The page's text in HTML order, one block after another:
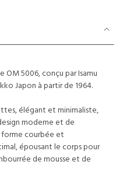
5006, conçu par Isamu
Japon à partir de 1964.
élégant et minimaliste,
moderne et de
forme courbée et
épousant le corps pour
de mousse et de